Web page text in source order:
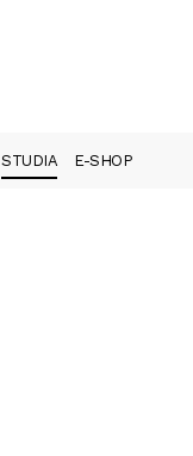
STUDIA E-SHOP